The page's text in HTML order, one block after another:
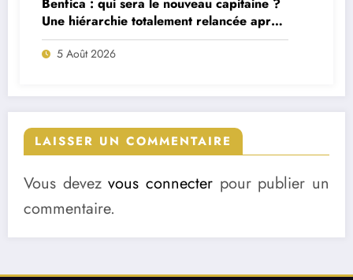
Benfica : qui sera le nouveau capitaine ?
Une hiérarchie totalement relancée après
deux départs majeurs
5 Août 2026
LAISSER UN COMMENTAIRE
Vous devezvous connecter pour publier un
commentaire.